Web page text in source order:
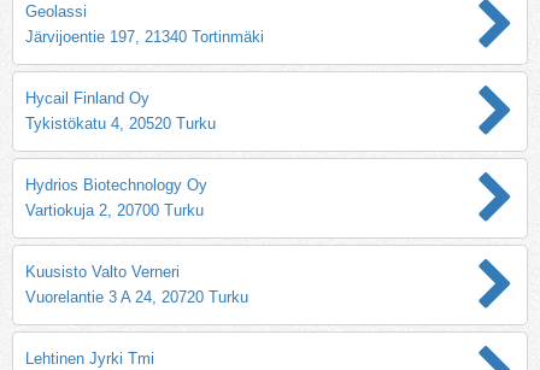
Geolassi
Järvijoentie 197, 21340 Tortinmäki
Hycail Finland Oy
Tykistökatu 4, 20520 Turku
Hydrios Biotechnology Oy
Vartiokuja 2, 20700 Turku
Kuusisto Valto Verneri
Vuorelantie 3 A 24, 20720 Turku
Lehtinen Jyrki Tmi